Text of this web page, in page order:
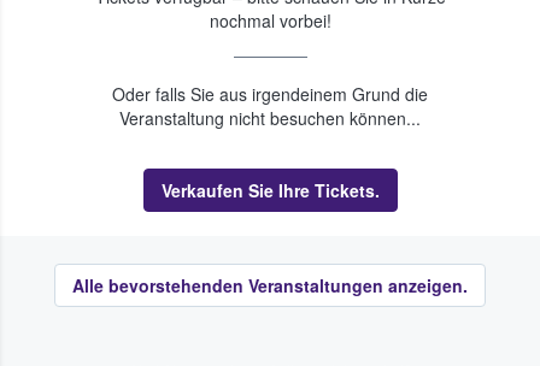
nochmal vorbei!
Oder falls Sie aus irgendeinem Grund die
Veranstaltung nicht besuchen können...
Verkaufen Sie Ihre Tickets.
Alle bevorstehenden Veranstaltungen anzeigen.